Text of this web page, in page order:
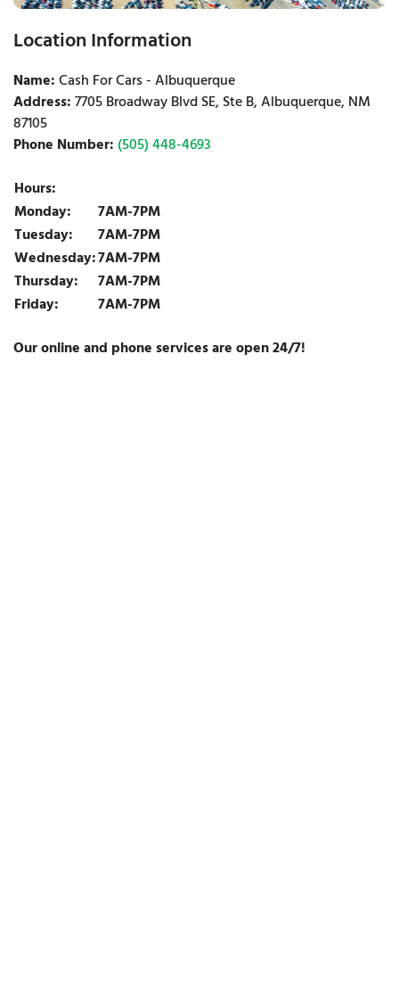
Location Information
Name:Cash For Cars - Albuquerque
Address:7705 Broadway Blvd SE, Ste B, Albuquerque, NM
87105
Phone Number: (505) 448-4693
Hours:
Monday:
7AM-7PM
Tuesday:
7AM-7PM
Wednesday:7AM-7PM
Thursday:
7AM-7PM
Friday:
7AM-7PM
Our online and phone services are open 24/7!